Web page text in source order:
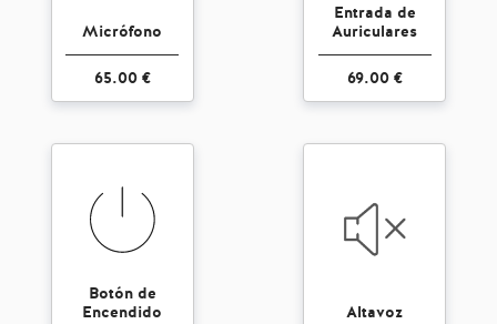
Micrófono
65.00 €
Entrada de
Auriculares
69.00 €
Botón de
Encendido
Altavoz